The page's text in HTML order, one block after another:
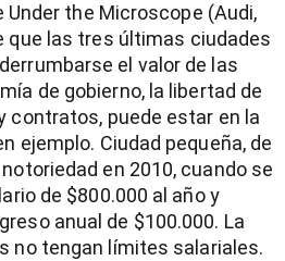
the Microscope (Audi,
que las tres últimas ciudades
el valor de las
de gobierno, la libertad de
contratos, puede estar en la
ejemplo. Ciudad pequeña, de
en 2010, cuando se
de $800.000 al año y
anual de $100.000. La
no tengan límites salariales.